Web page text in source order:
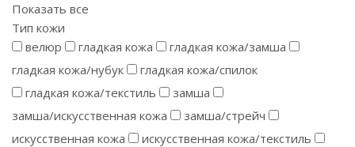
Показать все
Тип кожи
велюр
гладкая кожа
гладкая кожа/замша
гладкая кожа/нубук
гладкая кожа/спилок
гладкая кожа/текстиль
замша
замша/искусственная кожа
замша/стрейч
искусственная кожа
искусственная кожа/текстиль